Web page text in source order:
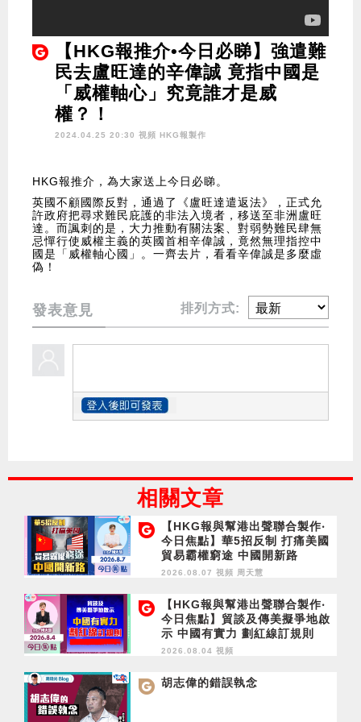
【HKG報推介•今日必睇】強遣難
民去盧旺達的辛偉誠 竟指中國是
「威權軸心」究竟誰才是威
權？！
2024.04.25 20:30 視頻 HKG報製作
HKG報推介，為大家送上今日必睇。
英國不顧國際反對，通過了《盧旺達遣返法》，正式允
許政府把尋求難民庇護的非法入境者，移送至非洲盧旺
達。而諷刺的是，大力推動有關法案、對弱勢難民肆無
忌憚行使威權主義的英國首相辛偉誠，竟然無理指控中
國是「威權軸心國」。一齊去片，看看辛偉誠是多麼虛
偽！
發表意見 排列方式:
相關文章
【HKG報與幫港出聲聯合製作‧
今日焦點】華5招反制 打痛美國
貿易霸權窮途 中國開新路
2026.08.07 視頻 周天慧
【HKG報與幫港出聲聯合製作‧
今日焦點】貿談及傳美擬爭地啟
示 中國有實力 劃紅線訂規則
2026.08.04 視頻
胡志偉的錯誤執念